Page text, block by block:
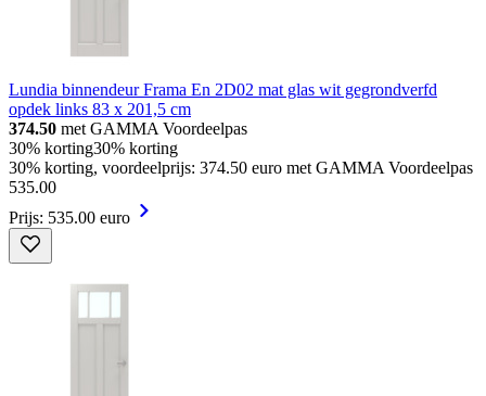
Lundia binnendeur Frama En 2D02 mat glas wit gegrondverfd
opdek links 83 x 201,5 cm
374.50 met GAMMA Voordeelpas
30% korting30% korting
30% korting, voordeelprijs: 374.50 euro met GAMMA Voordeelpas
535.00
Prijs: 535.00 euro